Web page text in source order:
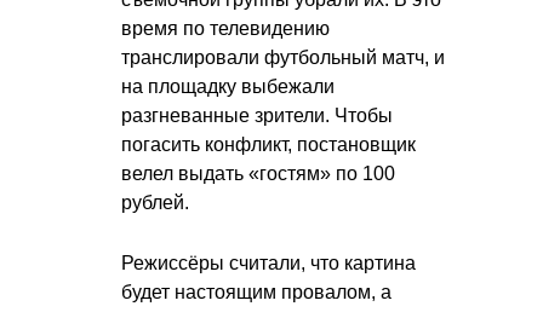
время по телевидению
транслировали футбольный матч, и
на площадку выбежали
разгневанные зрители. Чтобы
погасить конфликт, постановщик
велел выдать «гостям» по 100
рублей.
Режиссёры считали, что картина
будет настоящим провалом, а